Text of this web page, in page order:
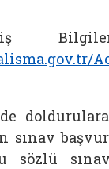
sınav
sözlü